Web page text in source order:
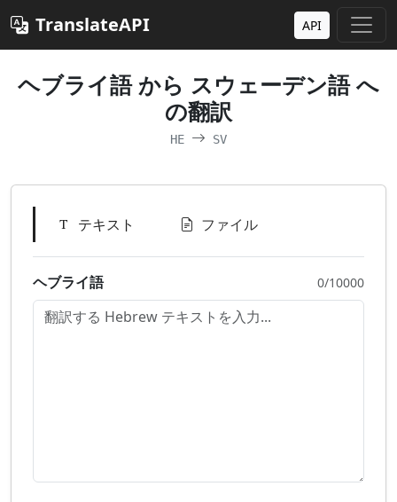
TranslateAPI API
ヘブライ語 から スウェーデン語 へ
の翻訳
HE SV
テキスト ファイル
ヘブライ語 0/10000